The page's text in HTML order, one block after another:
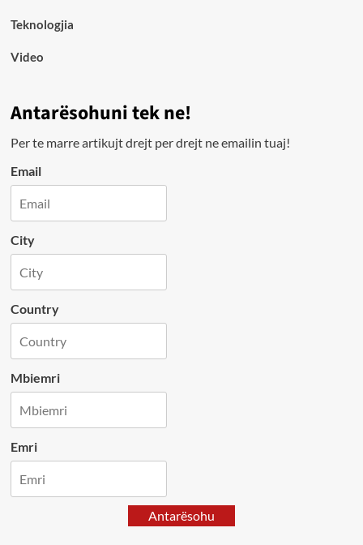
Teknologjia
Video
Antarësohuni tek ne!
Per te marre artikujt drejt per drejt ne emailin tuaj!
Email
City
Country
Mbiemri
Emri
Antarësohu